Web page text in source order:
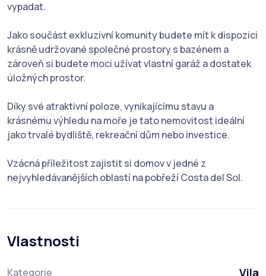
vypadat.
Jako součást exkluzivní komunity budete mít k dispozici
krásně udržované společné prostory s bazénem a
zároveň si budete moci užívat vlastní garáž a dostatek
úložných prostor.
Díky své atraktivní poloze, vynikajícímu stavu a
krásnému výhledu na moře je tato nemovitost ideální
jako trvalé bydliště, rekreační dům nebo investice.
Vzácná příležitost zajistit si domov v jedné z
nejvyhledávanějších oblastí na pobřeží Costa del Sol.
Vlastnosti
Kategorie Vila